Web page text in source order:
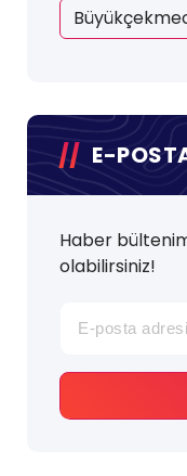
E-
Haber
olabilirsiniz!